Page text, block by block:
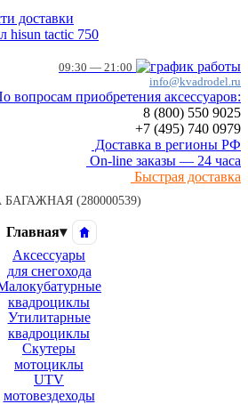
09:30 — 21:00
info@kvadrodel.ru
вопросам приобретения аксессуаров:
8 (800) 550 9025
+7 (495) 740 0979
Доставка в регионы РФ
On-line заказы — 24 часа
Быстрая доставка
(280000539)
Главная▾
Аксессуары
для снегохода
квадроциклы
Утилитарные
квадроциклы
Скутеры
мотоциклы
UTV
мотовездеходы